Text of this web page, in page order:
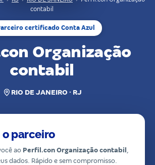
contabil
certificado Conta Azul
Organização
contabil
RIO DE JANEIRO · RJ
o parceiro
ao Perfil.con Organização contabil ,
dados. Rápido e sem compromisso.